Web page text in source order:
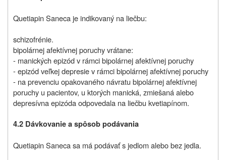
Quetiapin Saneca je indikovaný na liečbu:
schizofrénie.
bipolárnej afektívnej poruchy vrátane:
- manických epizód v rámci bipolárnej afektívnej poruchy
- epizód veľkej depresie v rámci bipolárnej afektívnej poruchy
- na prevenciu opakovaného návratu bipolárnej afektívnej
poruchy u pacientov, u ktorých manická, zmiešaná alebo
depresívna epizóda odpovedala na liečbu kvetiapínom.
4.2 Dávkovanie a spôsob podávania
Quetiapin Saneca sa má podávať s jedlom alebo bez jedla.